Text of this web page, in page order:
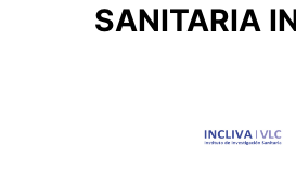
SANITARIA